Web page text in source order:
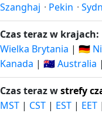
Szanghaj · Pekin ·
Czas teraz w krajach:
Wielka Brytania | 🇩🇪
Kanada | 🇦🇺 Australia |
Czas teraz wstrefy
MST | CST | EST | EET |